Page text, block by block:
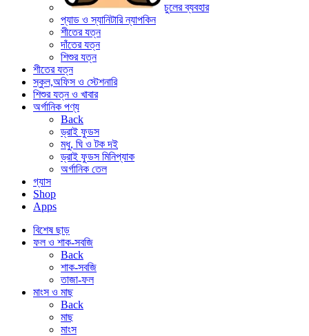
চুলের ব্যবহার
প্যাড ও স্যানিটারি ন্যাপকিন
শীতের যত্ন
দাঁতের যত্ন
শিশুর যত্ন
শীতের যত্ন
স্কুল,অফিস ও স্টেশনারি
শিশুর যত্ন ও খাবার
অর্গানিক পণ্য
Back
ড্রাই ফুডস
মধু, ঘি ও টক দই
ড্রাই ফুডস মিনিপ্যাক
অর্গানিক তেল
গ্যাস
Shop
Apps
বিশেষ ছাড়
ফল ও শাক-সবজি
Back
শাক-সবজি
তাজা-ফল
মাংস ও মাছ
Back
মাছ
মাংস